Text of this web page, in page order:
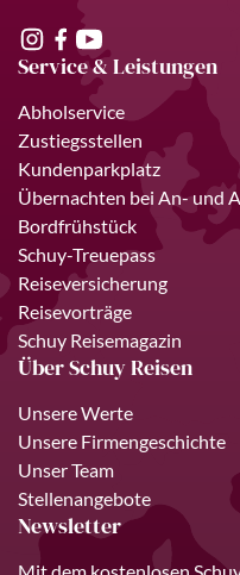
Service & Leistungen
Abholservice
Zustiegsstellen
Kundenparkplatz
Übernachten bei An- und
Bordfrühstück
Schuy-Treuepass
Reiseversicherung
Reisevorträge
Schuy Reisemagazin
Über Schuy Reisen
Unsere Werte
Unsere Firmengeschichte
Unser Team
Stellenangebote
Newsletter
Mit dem kostenlosen